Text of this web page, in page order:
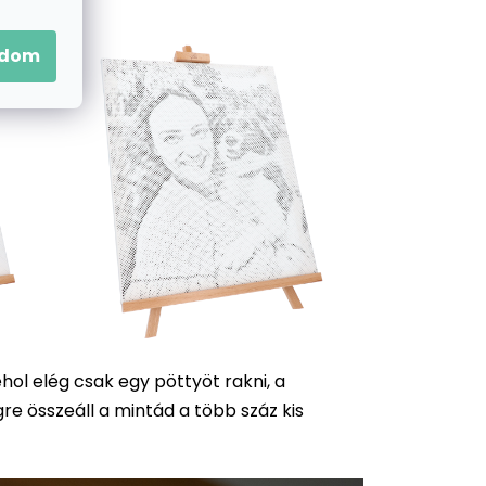
elég csak egy pöttyöt rakni, a
összeáll a mintád a több száz kis